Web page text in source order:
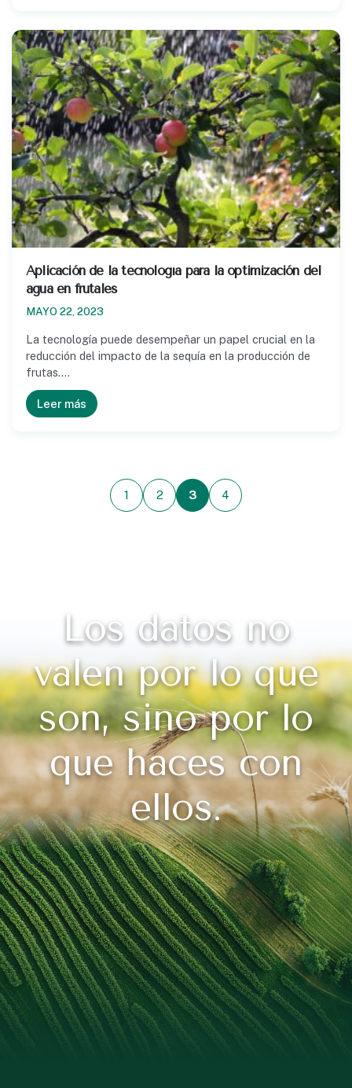
Aplicación de la tecnología para la optimización del
agua en frutales
MAYO 22, 2023
La tecnología puede desempeñar un papel crucial en la
reducción del impacto de la sequía en la producción de
frutas.…
Leer más
1 2 3 4
Los datos no
valen por lo que
son, sino por lo
que haces con
ellos.